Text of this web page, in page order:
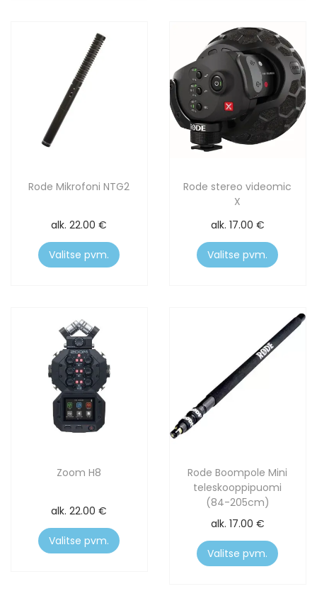
Rode Mikrofoni NTG2
alk.22.00€
Valitse pvm.
Rode stereo videomic
X
alk. 17.00 €
Valitse pvm.
Zoom H8
alk.22.00€
Valitse pvm.
Rode Boompole Mini
teleskooppipuomi
(84-205cm)
alk. 17.00 €
Valitse pvm.